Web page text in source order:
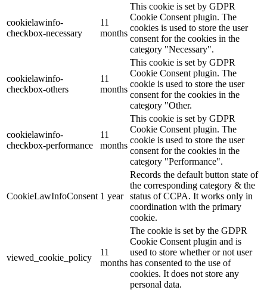
cookielawinfo-
checkbox-necessary
11
months
This cookie is set by GDPR
Cookie Consent plugin. The
cookies is used to store the user
consent for the cookies in the
category "Necessary".
cookielawinfo-
checkbox-others
11
months
This cookie is set by GDPR
Cookie Consent plugin. The
cookie is used to store the user
consent for the cookies in the
category "Other.
cookielawinfo-
checkbox-performance
11
months
This cookie is set by GDPR
Cookie Consent plugin. The
cookie is used to store the user
consent for the cookies in the
category "Performance".
CookieLawInfoConsent 1 year
Records the default button state of
the corresponding category & the
status of CCPA. It works only in
coordination with the primary
cookie.
viewed_cookie_policy
11
months
The cookie is set by the GDPR
Cookie Consent plugin and is
used to store whether or not user
has consented to the use of
cookies. It does not store any
personal data.